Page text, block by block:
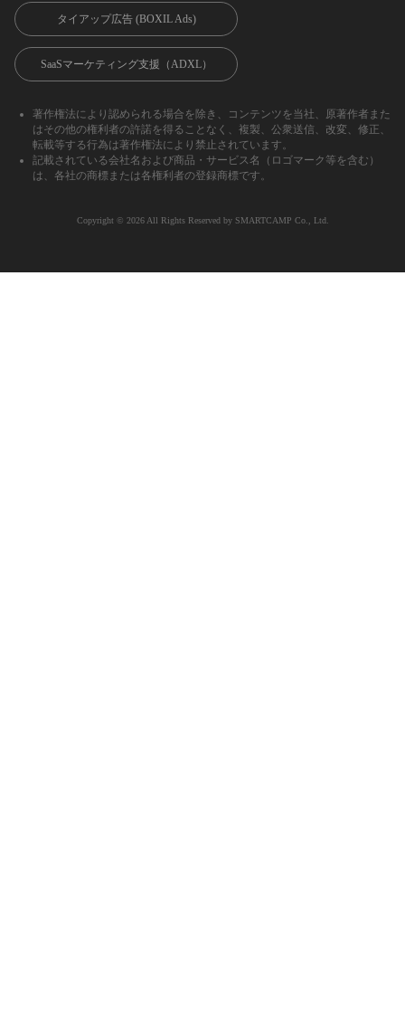
タイアップ広告 (BOXIL Ads)
SaaSマーケティング支援（ADXL）
著作権法により認められる場合を除き、コンテンツを当社、原著作者また
はその他の権利者の許諾を得ることなく、複製、公衆送信、改変、修正、
転載等する行為は著作権法により禁止されています。
記載されている会社名および商品・サービス名（ロゴマーク等を含む）
は、各社の商標または各権利者の登録商標です。
Copyright ©︎ 2026 All Rights Reserved by SMARTCAMP Co., Ltd.